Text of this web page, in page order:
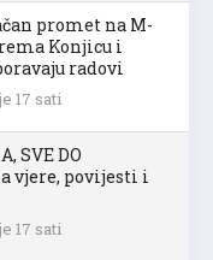
promet na M-
Konjicu i
radovi
17 sati
SVE DO
vjere, povijesti i
17 sati